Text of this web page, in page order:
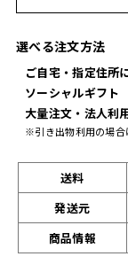
選べる注文方法
ご自宅・指定住所
ソーシャルギフト
大量注文・法人利
※引き出物利用の場合
送料
発送元
商品情報